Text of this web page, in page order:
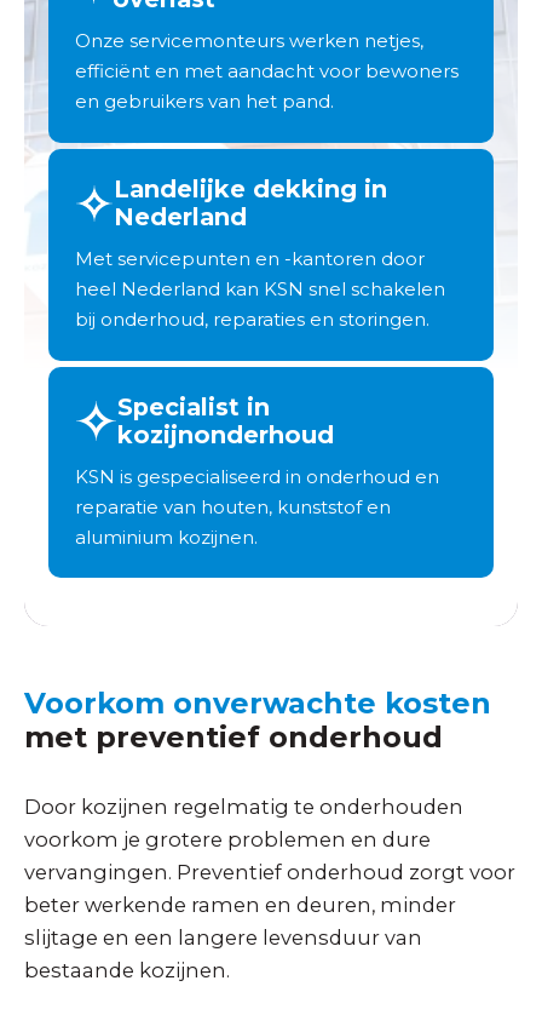
Onze servicemonteurs werken netjes,
efficiënt en met aandacht voor bewoners
en gebruikers van het pand.
Landelijke dekking in
Nederland
Met servicepunten en -kantoren door
heel Nederland kan KSN snel schakelen
bij onderhoud, reparaties en storingen.
Specialist in
kozijnonderhoud
KSN is gespecialiseerd in onderhoud en
reparatie van houten, kunststof en
aluminium kozijnen.
Voorkom onverwachte kosten
met preventief onderhoud
Door kozijnen regelmatig te onderhouden
voorkom je grotere problemen en dure
vervangingen. Preventief onderhoud zorgt voor
beter werkende ramen en deuren, minder
slijtage en een langere levensduur van
bestaande kozijnen.